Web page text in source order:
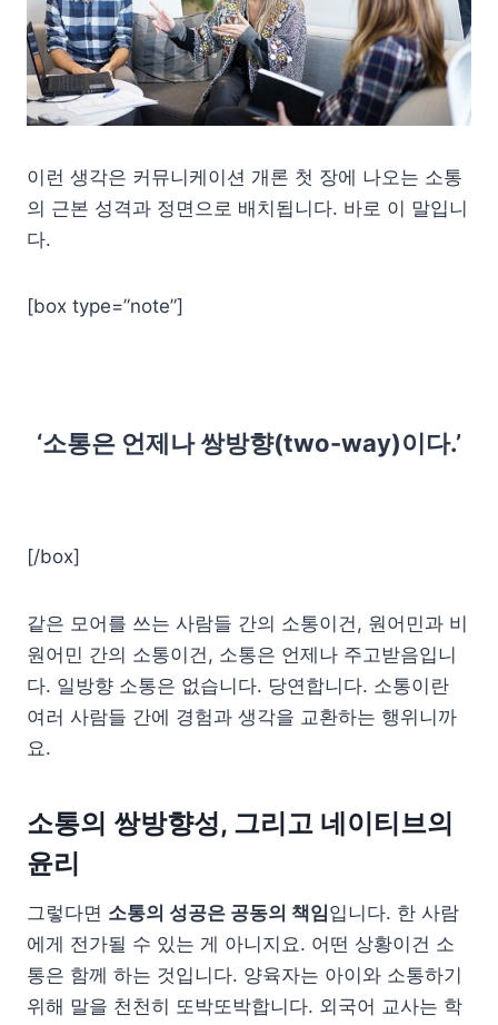
이런 생각은 커뮤니케이션 개론 첫 장에 나오는 소통
의 근본 성격과 정면으로 배치됩니다. 바로 이 말입니
다.
[box type=”note”]
‘소통은 언제나 쌍방향(two-way)이다.’
[/box]
같은 모어를 쓰는 사람들 간의 소통이건, 원어민과 비
원어민 간의 소통이건, 소통은 언제나 주고받음입니
다. 일방향 소통은 없습니다. 당연합니다. 소통이란
여러 사람들 간에 경험과 생각을 교환하는 행위니까
요.
소통의 쌍방향성, 그리고 네이티브의
윤리
그렇다면 소통의 성공은 공동의 책임입니다. 한 사람
에게 전가될 수 있는 게 아니지요. 어떤 상황이건 소
통은 함께 하는 것입니다. 양육자는 아이와 소통하기
위해 말을 천천히 또박또박합니다. 외국어 교사는 학